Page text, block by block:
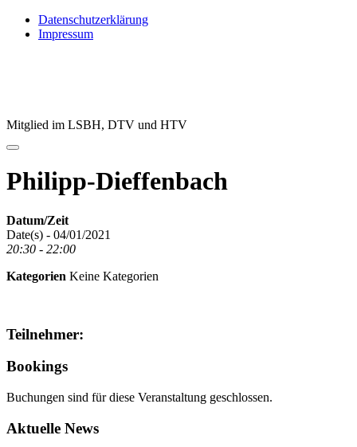
Direkt
zum
Datenschutzerklärung
Impressum
Mitglied im LSBH, DTV und HTV
Philipp-Dieffenbach
Datum/Zeit
Date(s) - 04/01/2021
20:30 - 22:00
Kategorien Keine Kategorien
Teilnehmer:
Bookings
Buchungen sind für diese Veranstaltung geschlossen.
Aktuelle News